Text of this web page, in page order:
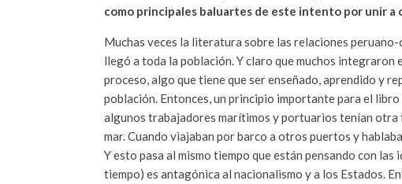
como principales baluartes de este intento por unir a
Muchas veces la literatura sobre las relaciones
llegó a toda la población. Y claro que muchos integraron
proceso, algo que tiene que ser enseñado, aprendido y
población. Entonces, un principio importante para el
algunos trabajadores marítimos y portuarios tenían otra
mar. Cuando viajaban por barco a otros puertos y
Y esto pasa al mismo tiempo que están pensando con
tiempo) es antagónica al nacionalismo y a los Estados.